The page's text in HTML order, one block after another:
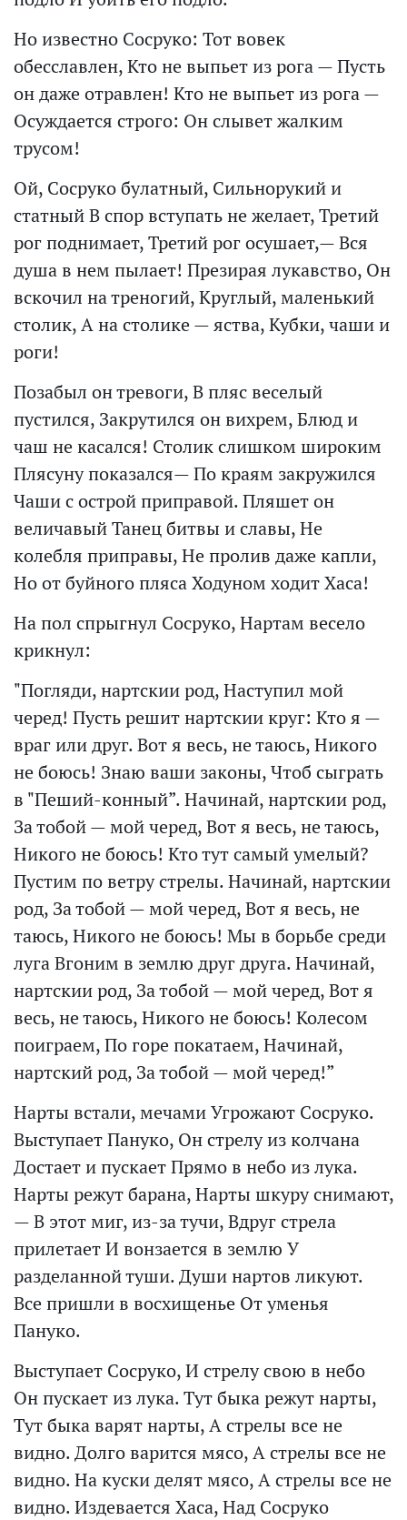
Но известно Сосруко: Тот вовек
обесславлен, Кто не выпьет из рога — Пусть
он даже отравлен! Кто не выпьет из рога —
Осуждается строго: Он слывет жалким
трусом!
Ой, Сосруко булатный, Сильнорукий и
статный В спор вступать не желает, Третий
рог поднимает, Третий рог осушает,— Вся
душа в нем пылает! Презирая лукавство, Он
вскочил на треногий, Круглый, маленький
столик, А на столике — яства, Кубки, чаши и
роги!
Позабыл он тревоги, В пляс веселый
пустился, Закрутился он вихрем, Блюд и
чаш не касался! Столик слишком широким
Плясуну показался— По краям закружился
Чаши с острой приправой. Пляшет он
величавый Танец битвы и славы, Не
колебля приправы, Не пролив даже капли,
Но от буйного пляса Ходуном ходит Хаса!
На пол спрыгнул Сосруко, Нартам весело
крикнул:
"Погляди, нартскии род, Наступил мой
черед! Пусть решит нартскии круг: Кто я —
враг или друг. Вот я весь, не таюсь, Никого
не боюсь! Знаю ваши законы, Чтоб сыграть
в "Пеший-конный”. Начинай, нартскии род,
За тобой — мой черед, Вот я весь, не таюсь,
Никого не боюсь! Кто тут самый умелый?
Пустим по ветру стрелы. Начинай, нартскии
род, За тобой — мой черед, Вот я весь, не
таюсь, Никого не боюсь! Мы в борьбе среди
луга Вгоним в землю друг друга. Начинай,
нартскии род, За тобой — мой черед, Вот я
весь, не таюсь, Никого не боюсь! Колесом
поиграем, По горе покатаем, Начинай,
нартский род, За тобой — мой черед!”
Нарты встали, мечами Угрожают Сосруко.
Выступает Пануко, Он стрелу из колчана
Достает и пускает Прямо в небо из лука.
Нарты режут барана, Нарты шкуру снимают,
— В этот миг, из-за тучи, Вдруг стрела
прилетает И вонзается в землю У
разделанной туши. Души нартов ликуют.
Все пришли в восхищенье От уменья
Пануко.
Выступает Сосруко, И стрелу свою в небо
Он пускает из лука. Тут быка режут нарты,
Тут быка варят нарты, А стрелы все не
видно. Долго варится мясо, А стрелы все не
видно. На куски делят мясо, А стрелы все не
видно. Издевается Хаса, Над Сосруко